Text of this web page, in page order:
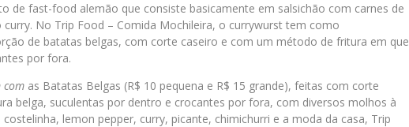
de fast-food alemão que consiste basicamente em salsichão com carnes de
No Trip Food – Comida Mochileira, o currywurst tem como
de batatas belgas, com corte caseiro e com um método de fritura em que
por fora.
com as Batatas Belgas (R$ 10 pequena e R$ 15 grande), feitas com corte
belga, suculentas por dentro e crocantes por fora, com diversos molhos à
lemon pepper, curry, picante, chimichurri e a moda da casa, Trip